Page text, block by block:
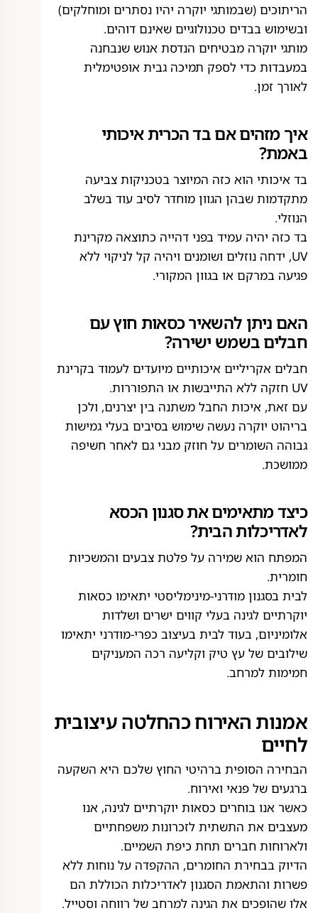
הריתוכים (שבמותגי יוקרה יהיו נסתרים ומוחלקים)
ובשימוש בבדים טכנולוגיים שאינם דוהים.
מותגי יוקרה מבטיחים הנדסת אנוש שנבחנה
במעבדות כדי לספק תמיכה גבית אופטימלית
לאורך זמן.
איך מזהים אם בד הכרית איכותי
באמת?
בד איכותי הוא כזה המיוצר בטכניקות צביעה
מתקדמות שבהן הגוון מוחדר לסיב עוד בשלב
הנוזלי.
בד כזה יהיה עמיד בפני דהייה כתוצאה מקרינת
UV, ידחה נוזלים ושומנים ויהיה קל לניקוי ללא
פגיעה במרקם או בגוון המקורי.
האם ניתן להשאיר כסאות חוץ עם
חבלים בשמש ישירה?
חבלים אקריליים איכותיים מיועדים לעמוד בקרינת
UV חזקה ללא התייבשות או התפוררות.
עם זאת, איכות החבל משתנה בין יצרנים, ולכן
בריהוט יוקרה נעשה שימוש בסיבים בעלי גמישות
גבוהה השומרים על חוזק מבני גם לאחר חשיפה
ממושכת.
כיצד מתאימים את סגנון הכסא
לאדריכלות הבית?
המפתח הוא שמירה על פלטת צבעים והמשכיות
חומרית.
לבית בסגנון מודרני-מינימליסטי יתאימו כסאות
יוקרתיים לגינה בעלי קווים ישרים ושלדות
אלומיניום, בעוד לבית בעיצוב כפרי-מודרני יתאימו
שילובים של עץ טיק וקליעה רכה המעניקים
חמימות למרחב.
אמנות האירוח כהחלטה עיצובית
לחיים
הבחירה הסופית ברהיטי החוץ שלכם היא השקעה
ברגעים של פנאי ואירוח.
כאשר אנו בוחרים כסאות יוקרתיים לגינה, אנו
מעצבים את התשתית לזכרונות משפחתיים
ולארוחות חברים תחת כיפת השמיים.
הדיוק בבחירת החומרים, ההקפדה על נוחות ללא
פשרות והתאמת הסגנון לאדריכלות הכוללת הם
אלו שהופכים את הגינה למרחב של רווחה וסטייל.